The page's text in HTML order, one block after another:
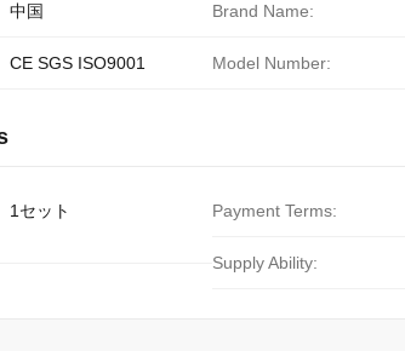
中国 Brand Name:
CE SGS ISO9001 Model Number:
1セット Payment Terms:
Supply Ability: